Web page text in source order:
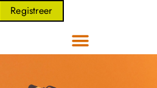
Registreer